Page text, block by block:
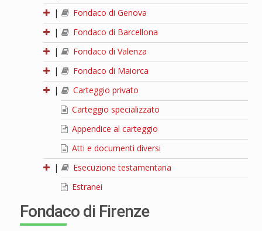
|
Fondaco di Genova
|
Fondaco di Barcellona
|
Fondaco di Valenza
|
Fondaco di Maiorca
|
Carteggio privato
Carteggio specializzato
Appendice al carteggio
Atti e documenti diversi
|
Esecuzione testamentaria
Estranei
Fondaco di Firenze